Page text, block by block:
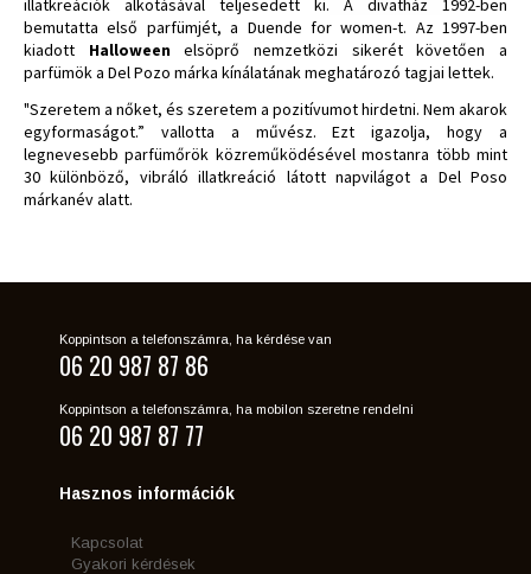
illatkreációk alkotásával teljesedett ki. A divatház 1992-ben
bemutatta első parfümjét, a Duende for women-t. Az 1997-ben
kiadott Halloweenelsöprő nemzetközi sikerét követően a
parfümök a Del Pozo márka kínálatának meghatározó tagjai lettek.
"Szeretem a nőket, és szeretem a pozitívumot hirdetni. Nem akarok
egyformaságot.” vallotta a művész. Ezt igazolja, hogy a
legnevesebb parfümőrök közreműködésével mostanra több mint
30 különböző, vibráló illatkreáció látott napvilágot a Del Poso
márkanév alatt.
Koppintson a telefonszámra, ha kérdése van
06 20 987 87 86
Koppintson a telefonszámra, ha mobilon szeretne rendelni
06 20 987 87 77
Hasznos információk
Kapcsolat
Gyakori kérdések